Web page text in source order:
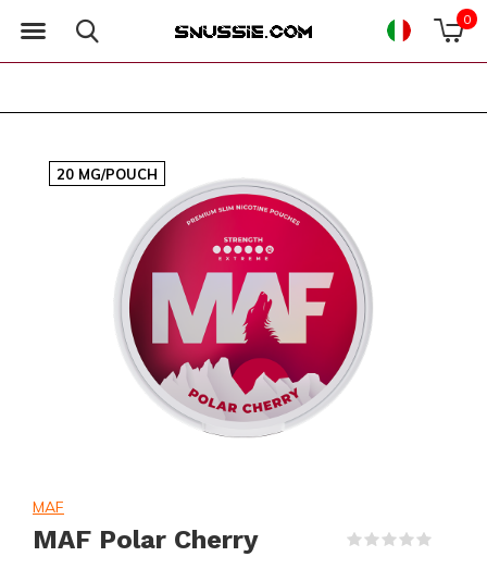
0
20 MG/POUCH
MAF
MAF Polar Cherry